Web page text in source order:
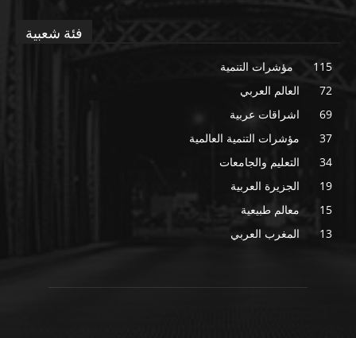
فئة شعبية
مؤشرات التنمية
115
العالم العربي
72
اشراقات عربية
69
مؤشرات التنمية العالمية
37
التعليم والجامعات
34
الجزيرة العربية
19
معالم طبيعية
15
المغرب العربي
13